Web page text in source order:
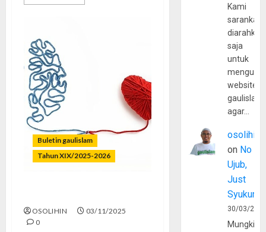
Buletin gaulislam
Tahun XIX/2025-2026
OSOLIHIN
03/11/2025
0
Kami
sarankan,
diarahkan
saja
untuk
website
agar…
osolihin
on No
Ujub,
Just
Syukur
30/03/
Mungkin